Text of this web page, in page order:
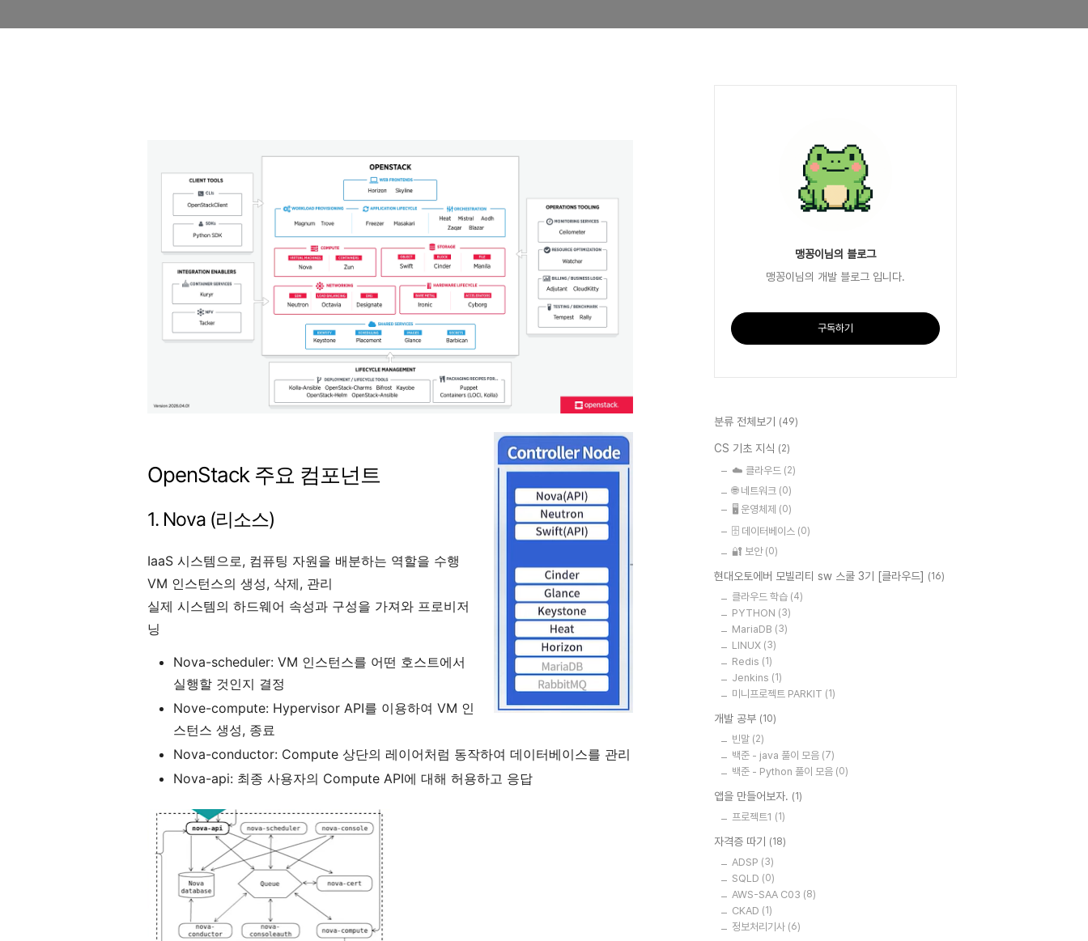
OpenStack 주요 컴포넌트
1. Nova (리소스)
IaaS 시스템으로, 컴퓨팅 자원을 배분하는 역할을 수행
VM 인스턴스의 생성, 삭제, 관리
실제 시스템의 하드웨어 속성과 구성을 가져와 프로비저
닝
Nova-scheduler: VM 인스턴스를 어떤 호스트에서
실행할 것인지 결정
Nove-compute: Hypervisor API를 이용하여 VM 인
스턴스 생성, 종료
Nova-conductor: Compute 상단의 레이어처럼 동작하여 데이터베이스를 관리
Nova-api: 최종 사용자의 Compute API에 대해 허용하고 응답
맹꽁이님의 블로그
맹꽁이님의 개발 블로그 입니다.
구독하기
분류 전체보기 (49)
CS 기초 지식 (2)
☁️ 클라우드 (2)
🌐 네트워크 (0)
🖥️ 운영체제 (0)
🗄️ 데이터베이스 (0)
🔐 보안 (0)
현대오토에버 모빌리티 sw 스쿨 3기 [클라우드] (16)
클라우드 학습 (4)
PYTHON (3)
MariaDB (3)
LINUX (3)
Redis (1)
Jenkins (1)
미니프로젝트 PARKIT (1)
개발 공부 (10)
빈말 (2)
백준 - java 풀이 모음 (7)
백준 - Python 풀이 모음 (0)
앱을 만들어보자. (1)
프로젝트1 (1)
자격증 따기 (18)
ADSP (3)
SQLD (0)
AWS-SAA C03 (8)
CKAD (1)
정보처리기사 (6)